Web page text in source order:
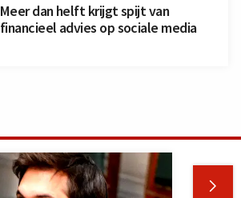
Meer dan helft krijgt spijt van
financieel advies op sociale media
